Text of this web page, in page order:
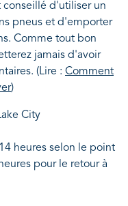
d'utiliser un
pneus et d'emporter
Comme tout bon
jamais d'avoir
(Lire : Comment
)
City
heures selon le point
pour le retour à